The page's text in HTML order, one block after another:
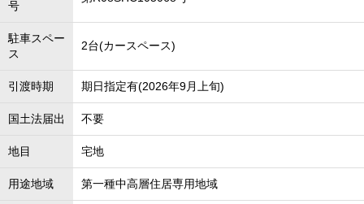
号
駐車スペー
ス
2台(カースペース)
引渡時期 期日指定有(2026年9月上旬)
国土法届出 不要
地目 宅地
用途地域 第一種中高層住居専用地域